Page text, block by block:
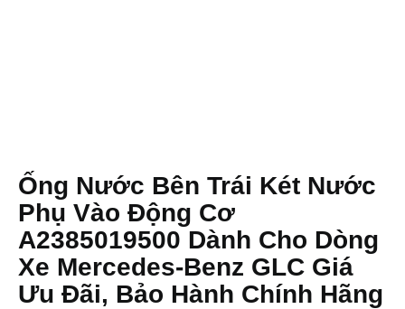
Ống Nước Bên Trái Két Nước
Phụ Vào Động Cơ
A2385019500 Dành Cho Dòng
Xe Mercedes-Benz GLC Giá
Ưu Đãi, Bảo Hành Chính Hãng